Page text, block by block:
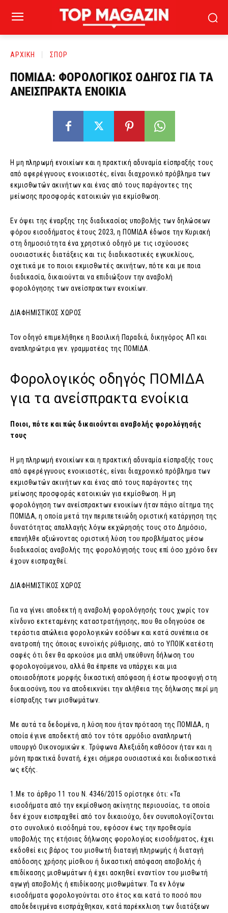
ΑΡΧΙΚΗ ΣΠΟΡ
ΠΟΜΙΔΑ: ΦΟΡΟΛΟΓΙΚΟΣ ΟΔΗΓΟΣ ΓΙΑ ΤΑ
ΑΝΕΙΣΠΡΑΚΤΑ ΕΝΟΙΚΙΑ
Η μη πληρωμή ενοικίων και η πρακτική αδυναμία είσπραξής τους
από αφερέγγυους ενοικιαστές, είναι διαχρονικό πρόβλημα των
εκμισθωτών ακινήτων και ένας από τους παράγοντες της
μείωσης προσφοράς κατοικιών για εκμίσθωση.
Εν όψει της έναρξης της διαδικασίας υποβολής των δηλώσεων
φόρου εισοδήματος έτους 2023, η ΠΟΜΙΔΑ έδωσε την Κυριακή
στη δημοσιότητα ένα χρηστικό οδηγό με τις ισχύουσες
ουσιαστικές διατάξεις και τις διαδικαστικές εγκυκλίους,
σχετικά με το ποιοι εκμισθωτές ακινήτων, πότε και με ποια
διαδικασία, δικαιούνται να επιδιώξουν την αναβολή
φορολόγησης των ανείσπρακτων ενοικίων.
ΔΙΑΦΗΜΙΣΤΙΚΟΣ ΧΩΡΟΣ
Τον οδηγό επιμελήθηκε η Βασιλική Παραδιά, δικηγόρος ΑΠ και
αναπληρώτρια γεν. γραμματέας της ΠΟΜΙΔΑ.
Φορολογικός οδηγός ΠΟΜΙΔΑ
για τα ανείσπρακτα ενοίκια
Ποιοι, πότε και πώς δικαιούνται αναβολής φορολόγησής
τους
Η μη πληρωμή ενοικίων και η πρακτική αδυναμία είσπραξής τους
από αφερέγγυους ενοικιαστές, είναι διαχρονικό πρόβλημα των
εκμισθωτών ακινήτων και ένας από τους παράγοντες της
μείωσης προσφοράς κατοικιών για εκμίσθωση. Η μη
φορολόγηση των ανείσπρακτων ενοικίων ήταν πάγιο αίτημα της
ΠΟΜΙΔΑ, η οποία μετά την περιπετειώδη οριστική κατάργηση της
δυνατότητας απαλλαγής λόγω εκχώρησής τους στο Δημόσιο,
επανήλθε αξιώνοντας οριστική λύση του προβλήματος μέσω
διαδικασίας αναβολής της φορολόγησής τους επί όσο χρόνο δεν
έχουν εισπραχθεί.
ΔΙΑΦΗΜΙΣΤΙΚΟΣ ΧΩΡΟΣ
Για να γίνει αποδεκτή η αναβολή φορολόγησής τους χωρίς τον
κίνδυνο εκτεταμένης καταστρατήγησης, που θα οδηγούσε σε
τεράστια απώλεια φορολογικών εσόδων και κατά συνέπεια σε
ανατροπή της όποιας ευνοϊκής ρύθμισης, από το ΥΠΟΙΚ κατέστη
σαφές ότι δεν θα αρκούσε μια απλή υπεύθυνη δήλωση του
φορολογούμενου, αλλά θα έπρεπε να υπάρχει και μια
οποιασδήποτε μορφής δικαστική απόφαση ή έστω προσφυγή στη
δικαιοσύνη, που να αποδεικνύει την αλήθεια της δήλωσης περί μη
είσπραξης των μισθωμάτων.
Με αυτά τα δεδομένα, η λύση που ήταν πρόταση της ΠΟΜΙΔΑ, η
οποία έγινε αποδεκτή από τον τότε αρμόδιο αναπληρωτή
υπουργό Οικονομικών κ. Τρύφωνα Αλεξιάδη καθόσον ήταν και η
μόνη πρακτικά δυνατή, έχει σήμερα ουσιαστικά και διαδικαστικά
ως εξής.
1.Με το άρθρο 11 του Ν. 4346/2015 ορίστηκε ότι: «Τα
εισοδήματα από την εκμίσθωση ακίνητης περιουσίας, τα οποία
δεν έχουν εισπραχθεί από τον δικαιούχο, δεν συνυπολογίζονται
στο συνολικό εισόδημά του, εφόσον έως την προθεσμία
υποβολής της ετήσιας δήλωσης φορολογίας εισοδήματος, έχει
εκδοθεί εις βάρος του μισθωτή διαταγή πληρωμής ή διαταγή
απόδοσης χρήσης μίσθιου ή δικαστική απόφαση αποβολής ή
επιδίκασης μισθωμάτων ή έχει ασκηθεί εναντίον του μισθωτή
αγωγή αποβολής ή επιδίκασης μισθωμάτων. Τα εν λόγω
εισοδήματα φορολογούνται στο έτος και κατά το ποσό που
αποδεδειγμένα εισπράχθηκαν, κατά παρέκκλιση των διατάξεων